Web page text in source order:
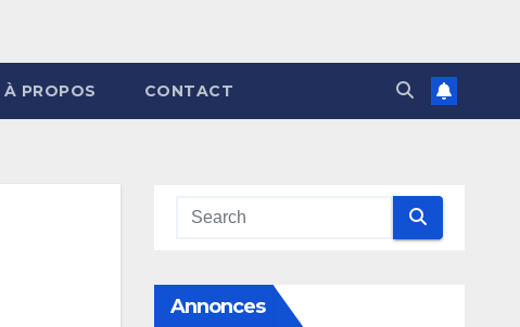
À PROPOS CONTACT
Annonces